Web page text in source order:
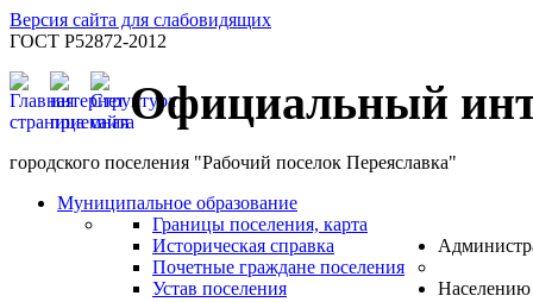
Версия сайта для слабовидящих
ГОСТ Р52872-2012
Официальный
городского поселения "Рабочий поселок Переяславка"
Муниципальное образование
Границы поселения, карта
Историческая справка
Почетные граждане поселения
Устав поселения
Населению